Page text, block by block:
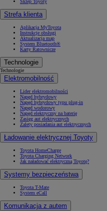
Sklep Toyoty
Strefa klienta
Aplikacja MyToyota
Instrukcje obsługi
Aktualizacja map
System Bluetooth®
Karty Ratownicze
Technologie
Technologie
Elektromobilność
Lider elektromobilności
Napęd hybrydowy
Napęd hybrydowy typu plug-in
Napęd wodorowy
Napęd elektryczny na baterię
Zasięg aut elektrycznych
Zalety posiadania aut elektrycznych
Ładowanie elektrycznej Toyoty
Toyota HomeCharge
Toyota Charging Network
Jak naładować elektryczną Toyotę?
Systemy bezpieczeństwa
Toyota T-Mate
System eCall
Komunikacja z autem